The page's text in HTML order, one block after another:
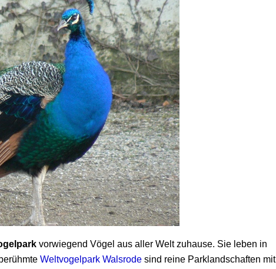
vorwiegend Vögel aus aller Welt zuhause. Sie leben in
Weltvogelpark Walsrodesind reine Parklandschaften mit